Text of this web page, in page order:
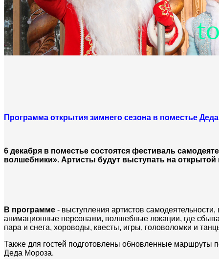
Программа открытия зимнего сезона в поместье
6 декабря в поместье состоятся фестиваль
волшебники». Артисты будут выступать на
В программе - выступления артистов
анимационные персонажи, волшебные локации, где
пара и снега, хороводы, квесты, игры, головоломки и
Также для гостей подготовлены обновленные маршруты
Деда Мороза.